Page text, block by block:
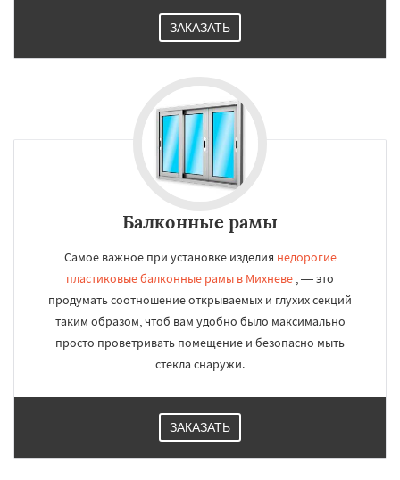
ЗАКАЗАТЬ
Балконные рамы
Самое важное при установке изделия недорогие
пластиковые балконные рамы в Михневе , — это
продумать соотношение открываемых и глухих секций
таким образом, чтоб вам удобно было максимально
просто проветривать помещение и безопасно мыть
стекла снаружи.
ЗАКАЗАТЬ